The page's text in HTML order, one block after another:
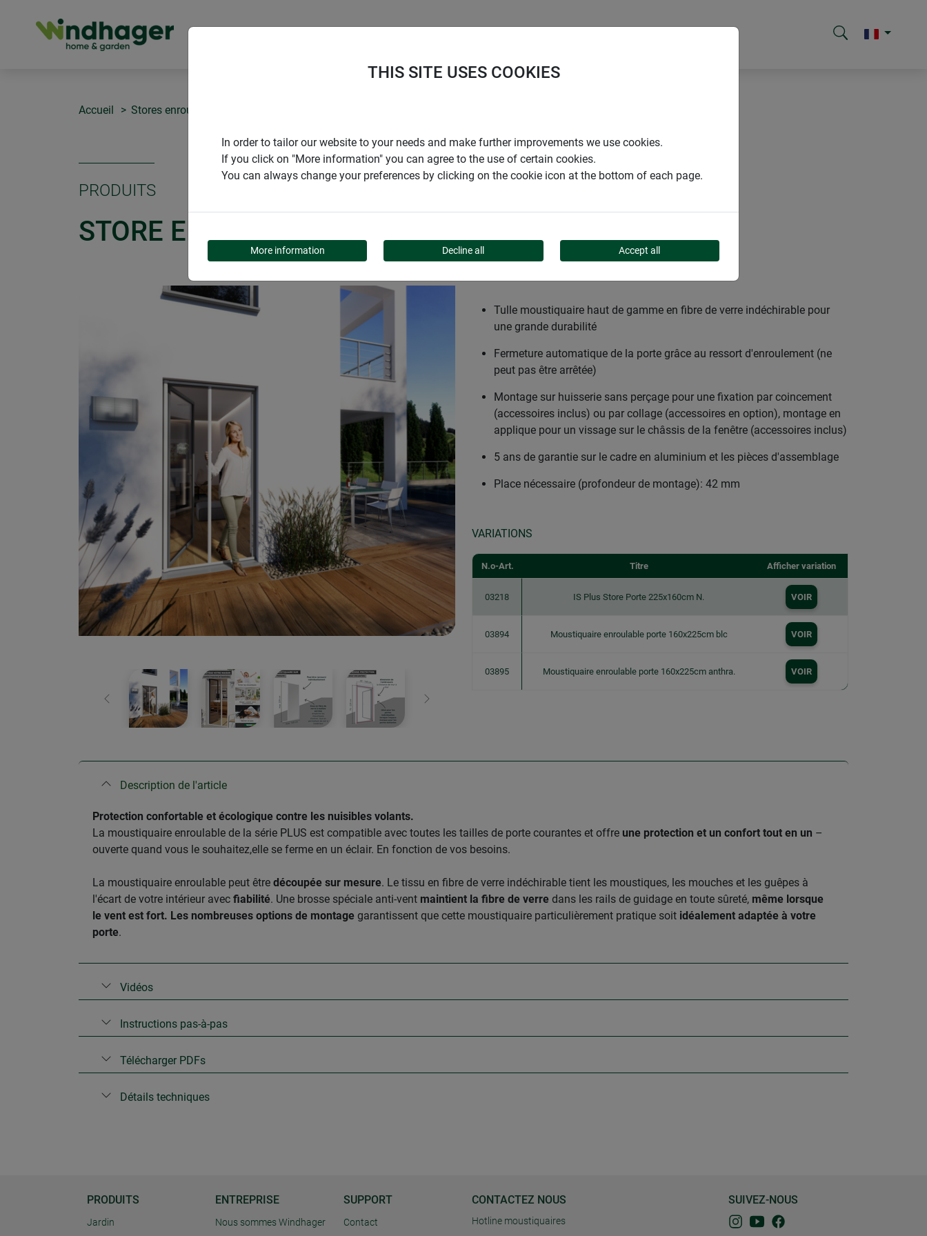
Accueil Stores enrouleurs pour portes
PRODUITS
STORE ENROULEUR POUR PORTES PLUS
retour Continuer
Tulle moustiquaire haut de gamme en fibre de verre indéchirable pour
une grande durabilité
Fermeture automatique de la porte grâce au ressort d'enroulement (ne
peut pas être arrêtée)
Montage sur huisserie sans perçage pour une fixation par coincement
(accessoires inclus) ou par collage (accessoires en option), montage en
applique pour un vissage sur le châssis de la fenêtre (accessoires inclus)
5 ans de garantie sur le cadre en aluminium et les pièces d'assemblage
Place nécessaire (profondeur de montage): 42 mm
VARIATIONS
N.o-Art. Titre Afficher variation
03218 IS Plus Store Porte 225x160cm N. VOIR
03894 Moustiquaire enroulable porte 160x225cm blc VOIR
03895 Moustiquaire enroulable porte 160x225cm anthra. VOIR
Description de l'article
Protection confortable et écologique contre les nuisibles volants.
La moustiquaire enroulable de la série PLUS est compatible avec toutes les tailles de porte courantes et offre une protection et un confort tout en un –
ouverte quand vous le souhaitez,elle se ferme en un éclair. En fonction de vos besoins.
La moustiquaire enroulable peut être découpée sur mesure. Le tissu en fibre de verre indéchirable tient les moustiques, les mouches et les guêpes à
l'écart de votre intérieur avec fiabilité. Une brosse spéciale anti-vent maintient la fibre de verre dans les rails de guidage en toute sûreté, même lorsque
le vent est fort. Les nombreuses options de montage garantissent que cette moustiquaire particulièrement pratique soit idéalement adaptée à votre
porte.
Vidéos
Instructions pas-à-pas
Télécharger PDFs
Détails techniques
PRODUITS
Jardin
ENTREPRISE
Nous sommes Windhager
SUPPORT
Contact
CONTACTEZ NOUS
Hotline moustiquaires
SUIVEZ-NOUS
THIS SITE USES COOKIES
In order to tailor our website to your needs and make further improvements we use cookies.
If you click on "More information" you can agree to the use of certain cookies.
You can always change your preferences by clicking on the cookie icon at the bottom of each page.
More information Decline all Accept all